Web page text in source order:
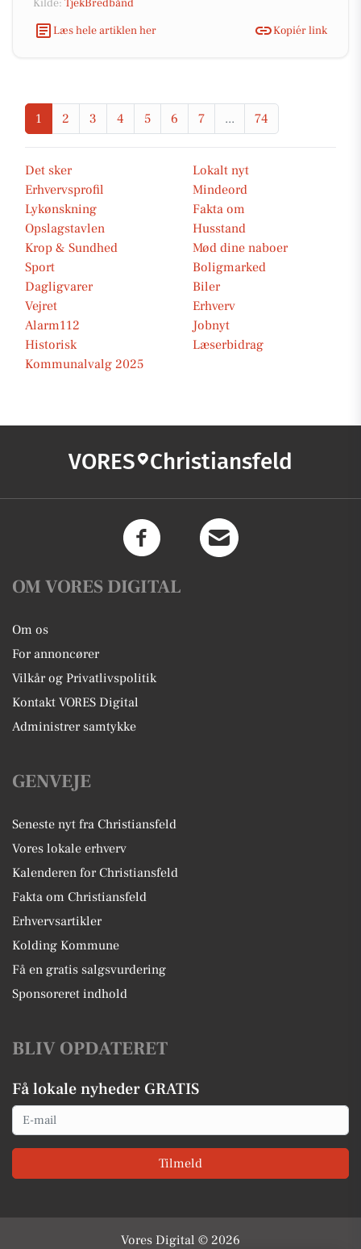
Kilde: TjekBredbånd
Læs hele artiklen her
Kopiér link
1 2 3 4 5 6 7 ... 74
Det sker
Lokalt nyt
Erhvervsprofil
Mindeord
Lykønskning
Fakta om
Opslagstavlen
Husstand
Krop & Sundhed
Mød dine naboer
Sport
Boligmarked
Dagligvarer
Biler
Vejret
Erhverv
Alarm112
Jobnyt
Historisk
Læserbidrag
Kommunalvalg 2025
VORES Christiansfeld
OM VORES DIGITAL
Om os
For annoncører
Vilkår og Privatlivspolitik
Kontakt VORES Digital
Administrer samtykke
GENVEJE
Seneste nyt fra Christiansfeld
Vores lokale erhverv
Kalenderen for Christiansfeld
Fakta om Christiansfeld
Erhvervsartikler
Kolding Kommune
Få en gratis salgsvurdering
Sponsoreret indhold
BLIV OPDATERET
Få lokale nyheder GRATIS
Email
Tilmeld
Vores Digital © 2026